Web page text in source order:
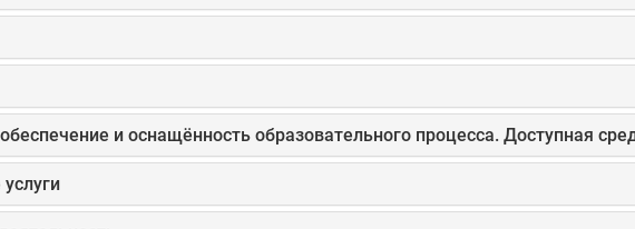
и оснащённость образовательного процесса. Доступная